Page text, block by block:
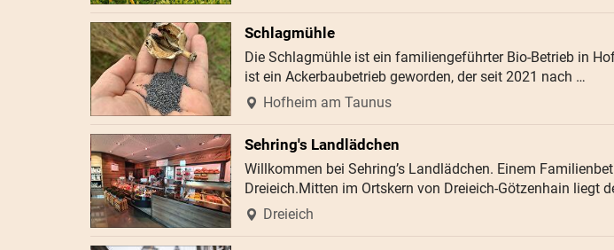
Schlagmühle
Die Schlagmühle ist ein familiengeführter Bio-Betrieb in
ist ein Ackerbaubetrieb geworden, der seit 2021 nach …
Hofheim am Taunus
Sehring's Landlädchen
Willkommen bei Sehring’s Landlädchen. Einem
Dreieich.Mitten im Ortskern von Dreieich-Götzenhain liegt
Dreieich